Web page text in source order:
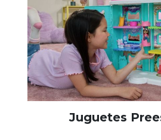
Juguetes